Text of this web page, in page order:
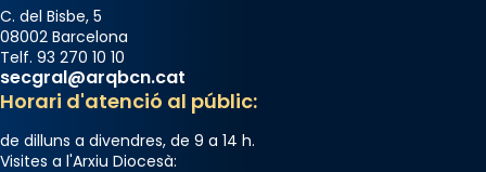
C. del Bisbe, 5
08002 Barcelona
Telf. 93 270 10 10
secgral@arqbcn.cat
Horari d'atenció al públic:
de dilluns a divendres, de 9 a 14 h.
Visites a l'Arxiu Diocesà: